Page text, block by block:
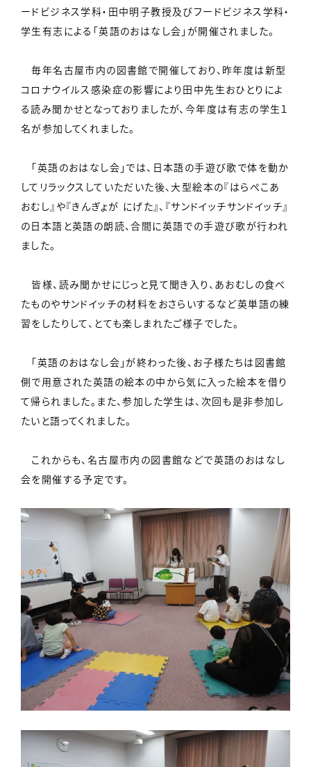
ードビジネス学科・田中明子教授及びフードビジネス学科・
学生有志による「英語のおはなし会」が開催されました。
毎年名古屋市内の図書館で開催しており、昨年度は新型
コロナウイルス感染症の影響により田中先生おひとりによ
る読み聞かせとなっておりましたが、今年度は有志の学生１
名が参加してくれました。
「英語のおはなし会」では、日本語の手遊び歌で体を動か
してリラックスしていただいた後、大型絵本の『はらぺこあ
おむし』や『きんぎょが にげた』、『サンドイッチサンドイッチ』
の日本語と英語の朗読、合間に英語での手遊び歌が行われ
ました。
皆様、読み聞かせにじっと見て聞き入り、あおむしの食べ
たものやサンドイッチの材料をおさらいするなど英単語の練
習をしたりして、とても楽しまれたご様子でした。
「英語のおはなし会」が終わった後、お子様たちは図書館
側で用意された英語の絵本の中から気に入った絵本を借り
て帰られました。また、参加した学生は、次回も是非参加し
たいと語ってくれました。
これからも、名古屋市内の図書館などで英語のおはなし
会を開催する予定です。